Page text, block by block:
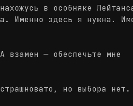
в особняке
Именно здесь я нужна.
взамен — обеспечьте мне
но выбора